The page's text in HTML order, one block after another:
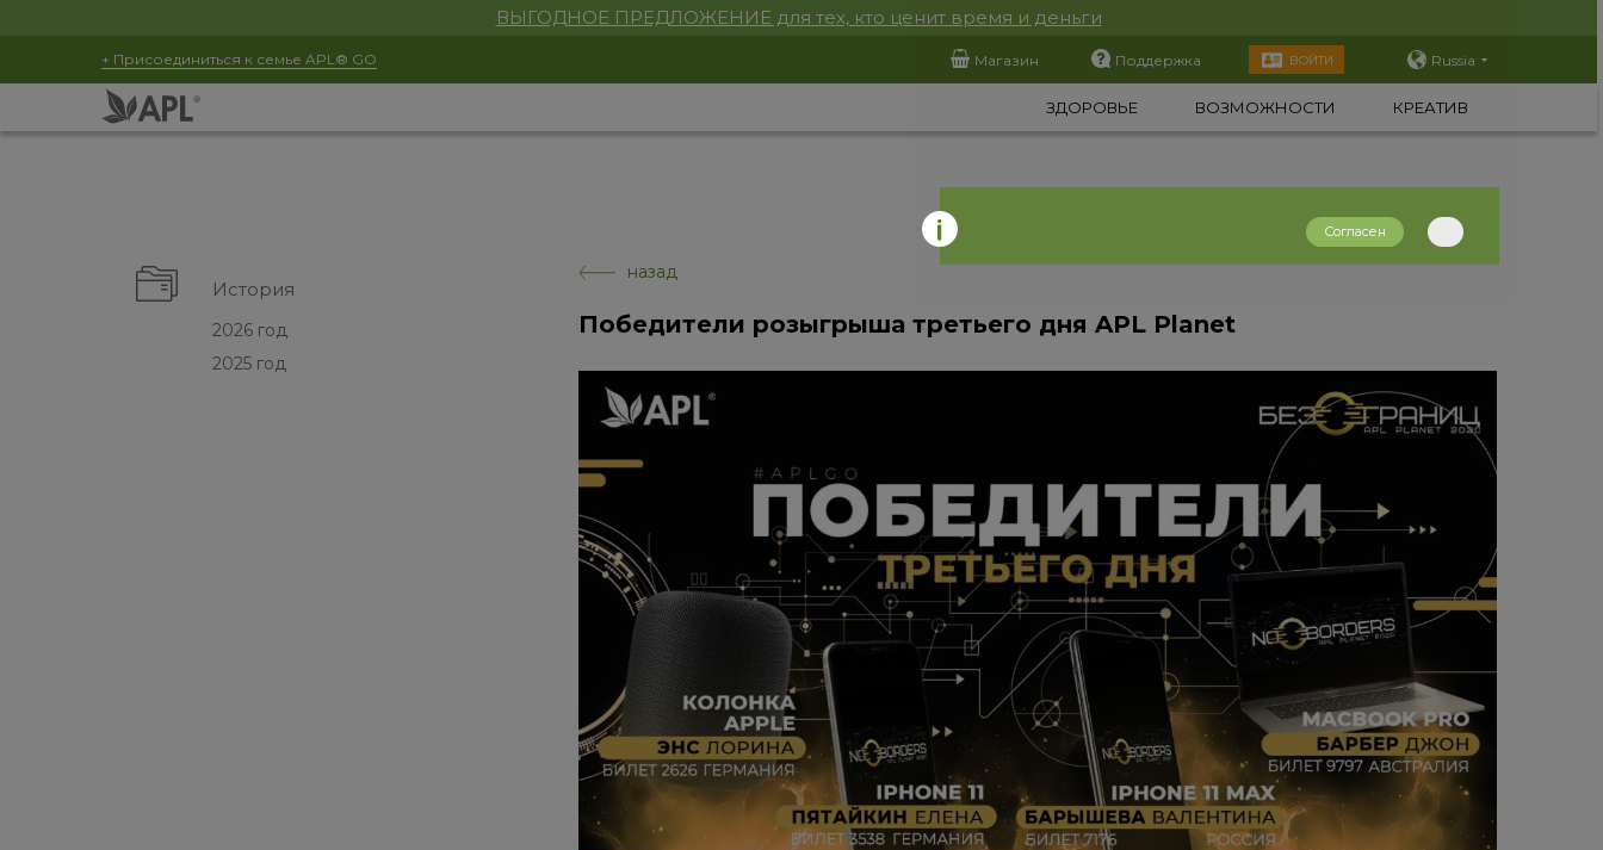
ВЫГОДНОЕ ПРЕДЛОЖЕНИЕ для тех, кто ценит время и деньги
+ Присоединиться к семье APL® GO Магазин Поддержка ВОЙТИ Russia
ЗДОРОВЬЕ ВОЗМОЖНОСТИ КРЕАТИВ
История
2026 год
2025 год
назад
Победители розыгрыша третьего дня APL Planet
Согласен